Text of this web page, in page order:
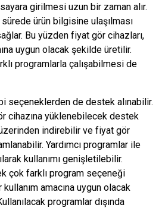
girilmesi uzun bir zaman alır.
ürün bilgisine ulaşılması
Bu yüzden fiyat gör cihazları,
uygun olacak şekilde üretilir.
programlarla çalışabilmesi de
seçeneklerden de destek alınabilir.
cihazına yüklenebilecek destek
indirebilir ve fiyat gör
Yardımcı programlar ile
kullanımı genişletilebilir.
çok farklı program seçeneği
amacına uygun olacak
programlar dışında